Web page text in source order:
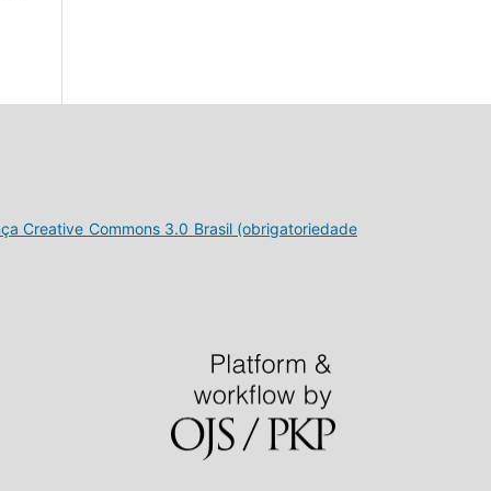
Creative Commons 3.0 Brasil (obrigatoriedade